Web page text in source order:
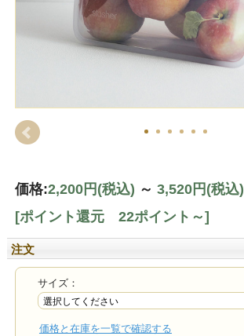
価格:2,200円 (税込) ～ 3,520円 (税込)
[ポイント還元 22ポイント～]
注文
サイズ：
価格と在庫を一覧で確認する